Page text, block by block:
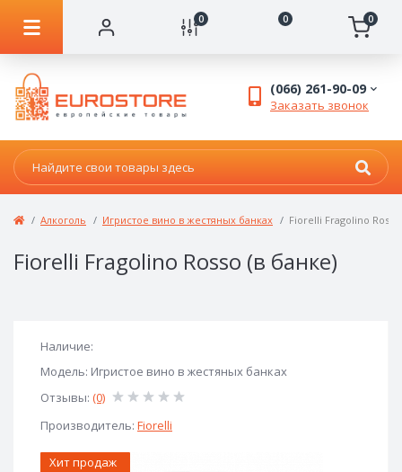
0 0 0
(066) 261-90-09
Заказать звонок
Алкоголь Игристое вино в жестяных банках Fiorelli Fragolino Rosso
Fiorelli Fragolino Rosso (в банке)
Наличие:
Модель: Игристое вино в жестяных банках
Отзывы: (0)
Производитель: Fiorelli
Хит продаж